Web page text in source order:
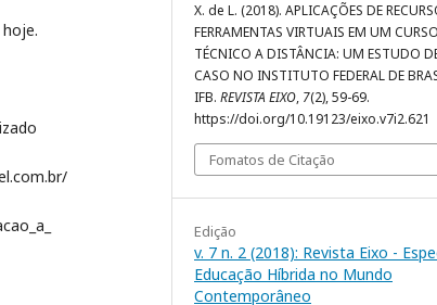
hoje.
X. de L. (2018). APLICAÇÕES DE
FERRAMENTAS VIRTUAIS EM UM CURSO
TÉCNICO A DISTÂNCIA: UM ESTUDO
CASO NO INSTITUTO FEDERAL DE
IFB. REVISTA EIXO, 7(2), 59-69.
https://doi.org/10.19123/eixo.v7i2.621
Fomatos de Citação
Edição
v. 7 n. 2 (2018): Revista Eixo -
Educação Híbrida no Mundo
Contemporâneo